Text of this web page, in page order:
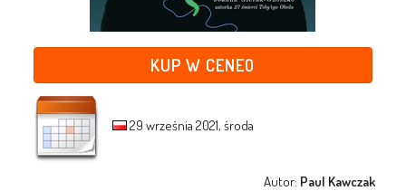
KUP W CENEO
29 września 2021, środa
Autor: Paul Kawczak